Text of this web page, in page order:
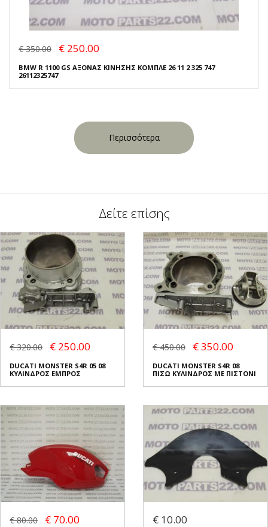
€ 350.00 € 250.00
BMW R 1100 GS ΑΞΟΝΑΣ ΚΙΝΗΣΗΣ ΚΟΜΠΛΕ 26 11 2 325 747
26112325747
Περισσότερα
Δείτε επίσης
€ 320.00 € 250.00
DUCATI MONSTER S4R 05 08
ΚΥΛΙΝΔΡΟΣ ΕΜΠΡΟΣ
€ 450.00 € 350.00
DUCATI MONSTER S4R 08
ΠΙΣΩ ΚΥΛΙΝΔΡΟΣ ΜΕ ΠΙΣΤΟΝΙ
€ 80.00 € 70.00 € 10.00